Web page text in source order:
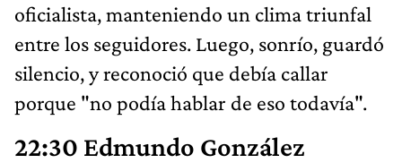
oficialista, manteniendo un clima triunfal
entre los seguidores. Luego, sonrío, guardó
silencio, y reconoció que debía callar
porque "no podía hablar de eso todavía".
22:30 Edmundo González